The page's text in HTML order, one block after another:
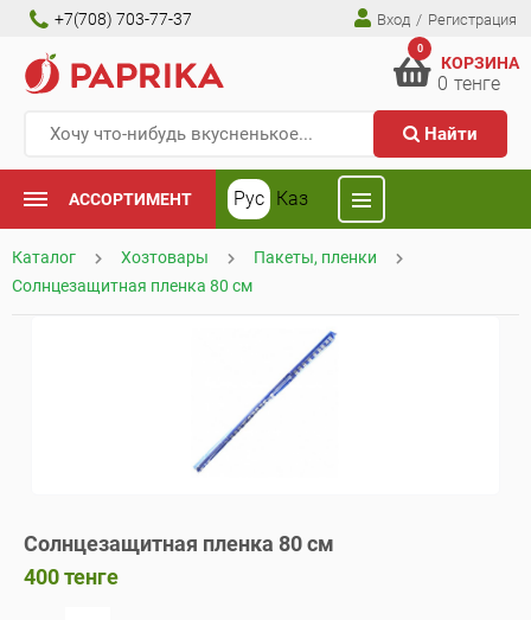
+7(708) 703-77-37 Вход / Регистрация
Найти
0
КОРЗИНА
0 тенге
АССОРТИМЕНТ Рус Каз
Каталог Хозтовары
Пакеты, пленки
Солнцезащитная пленка 80 см
Солнцезащитная пленка 80 см
400тенге